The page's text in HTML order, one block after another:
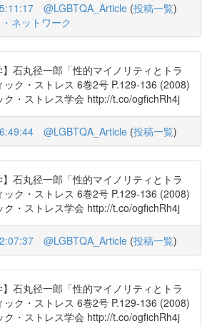
@LGBTQA_Article (投稿一覧)
ネットワーク
】石丸径一郎「性的マイノリティとトラ
ック・ストレス 6巻2号 P.129-136 (2008)
ク・ストレス学会 http://t.co/ogfichRh4j
@LGBTQA_Article (投稿一覧)
】石丸径一郎「性的マイノリティとトラ
ック・ストレス 6巻2号 P.129-136 (2008)
ク・ストレス学会 http://t.co/ogfichRh4j
@LGBTQA_Article (投稿一覧)
】石丸径一郎「性的マイノリティとトラ
ック・ストレス 6巻2号 P.129-136 (2008)
ク・ストレス学会 http://t.co/ogfichRh4j